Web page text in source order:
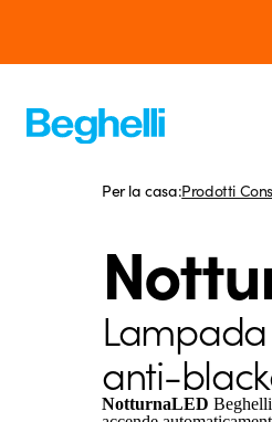
Per la casa:Prodotti
anti-
NotturnaLED